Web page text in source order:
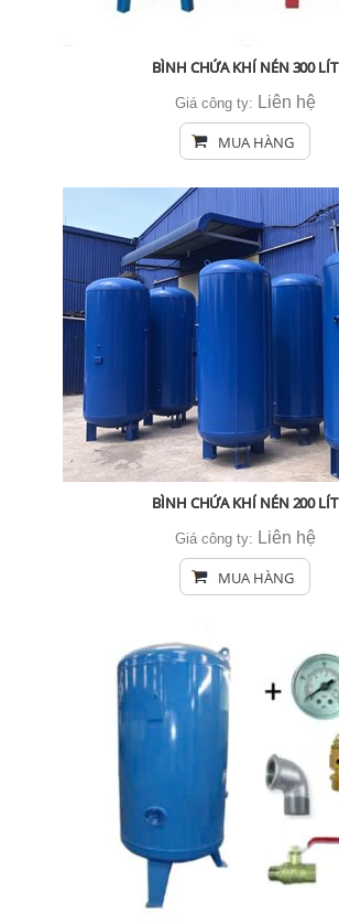
BÌNH CHỨA KHÍ NÉN 300 LÍT
Giá công ty: Liên hệ
MUA HÀNG
BÌNH CHỨA KHÍ NÉN 200 LÍT
Giá công ty: Liên hệ
MUA HÀNG